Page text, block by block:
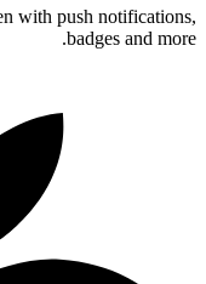
with push notifications,
badges and more.